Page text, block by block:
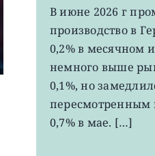
В июне 2026 г
производство в
0,2% в месячном
немного выше
0,1%, но
пересмотренным
0,7% в мае. […]